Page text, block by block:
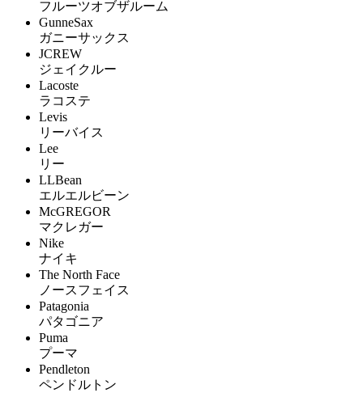
フルーツオブザルーム
GunneSax
ガニーサックス
JCREW
ジェイクルー
Lacoste
ラコステ
Levis
リーバイス
Lee
リー
LLBean
エルエルビーン
McGREGOR
マクレガー
Nike
ナイキ
The North Face
ノースフェイス
Patagonia
パタゴニア
Puma
プーマ
Pendleton
ペンドルトン